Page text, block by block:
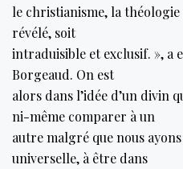
le christianisme, la
révélé, soit
intraduisible et exclusif. », a
Borgeaud. On est
alors dans l’idée d’un divin
ni-même comparer à un
autre malgré que nous
universelle, à être dans